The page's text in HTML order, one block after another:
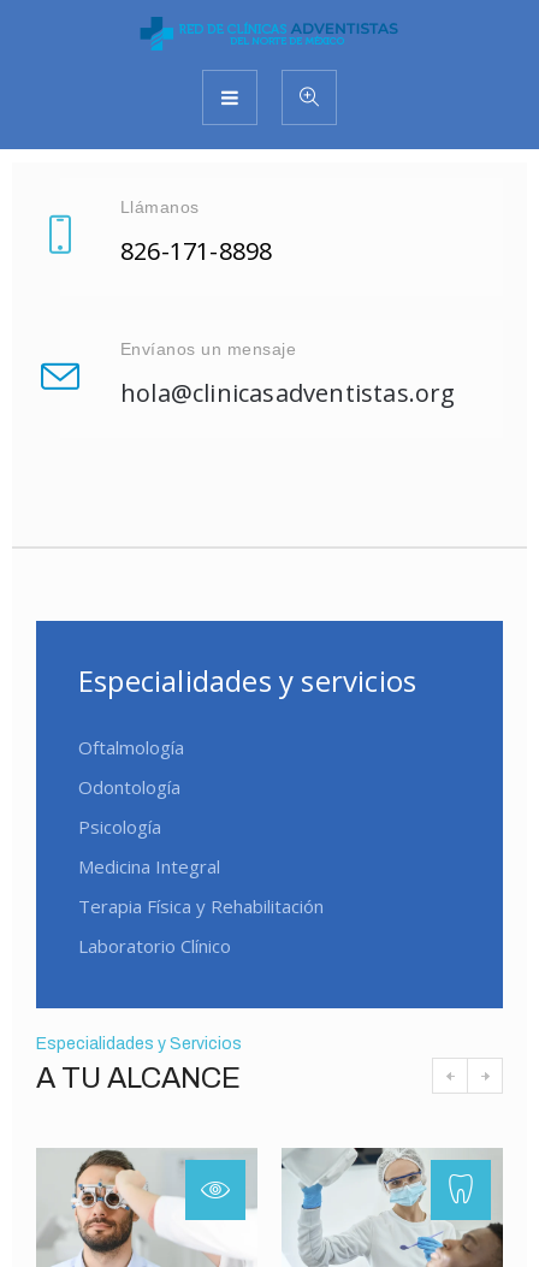
Llámanos
826-171-8898
Envíanos un mensaje
hola@clinicasadventistas.org
Especialidades y servicios
Oftalmología
Odontología
Psicología
Medicina Integral
Terapia Física y Rehabilitación
Laboratorio Clínico
Especialidades y Servicios
A TU ALCANCE